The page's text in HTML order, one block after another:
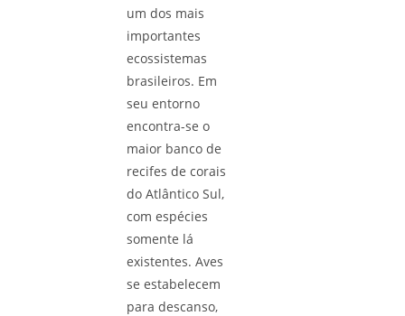
um dos mais
importantes
ecossistemas
brasileiros. Em
seu entorno
encontra-se o
maior banco de
recifes de corais
do Atlântico Sul,
com espécies
somente lá
existentes. Aves
se estabelecem
para descanso,